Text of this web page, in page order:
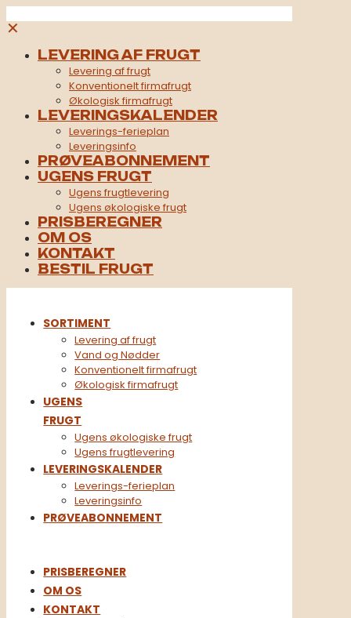
✕
LEVERING AF FRUGT
Levering af frugt
Konventionelt firmafrugt​
Økologisk firmafrugt
LEVERINGSKALENDER
Leverings-ferieplan
Leveringsinfo
PRØVEABONNEMENT
UGENS FRUGT
Ugens frugtlevering
Ugens økologiske frugt
PRISBEREGNER
OM OS
KONTAKT
BESTIL FRUGT
SORTIMENT
Levering af frugt
Vand og Nødder
Konventionelt firmafrugt​
Økologisk firmafrugt
UGENS
FRUGT
Ugens økologiske frugt
Ugens frugtlevering
LEVERINGSKALENDER
Leverings-ferieplan
Leveringsinfo
PRØVEABONNEMENT
PRISBEREGNER
OM OS
KONTAKT